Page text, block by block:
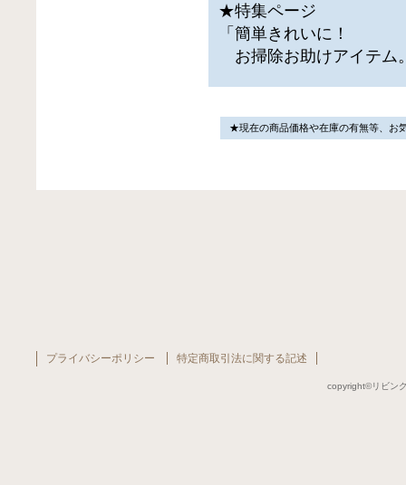
★特集ページ
「簡単きれいに！
お掃除お助けアイテム
★現在の商品価格や在庫の有無等、お
copyright©リビン
プライバシーポリシー 特定商取引法に関する記述